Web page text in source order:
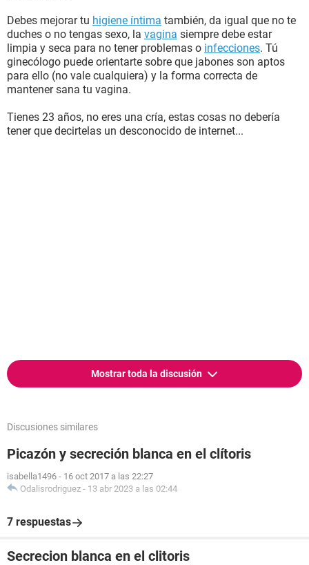
Debes mejorar tu higiene íntima también, da igual que no te
duches o no tengas sexo, la vagina siempre debe estar
limpia y seca para no tener problemas o infecciones. Tú
ginecólogo puede orientarte sobre que jabones son aptos
para ello (no vale cualquiera) y la forma correcta de
mantener sana tu vagina.
Tienes 23 años, no eres una cría, estas cosas no debería
tener que decirtelas un desconocido de internet...
Mostrar toda la discusión
Discusiones similares
Picazón y secreción blanca en el clítoris
isabella1496 - 16 oct 2017 a las 22:27
Odalisrodriguez - 13 abr 2023 a las 02:44
7 respuestas
Secrecion blanca en el clitoris